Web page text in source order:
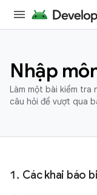
Nhập
Làm một bài kiểm tra
câu hỏi để vượt qua
Các khai báo